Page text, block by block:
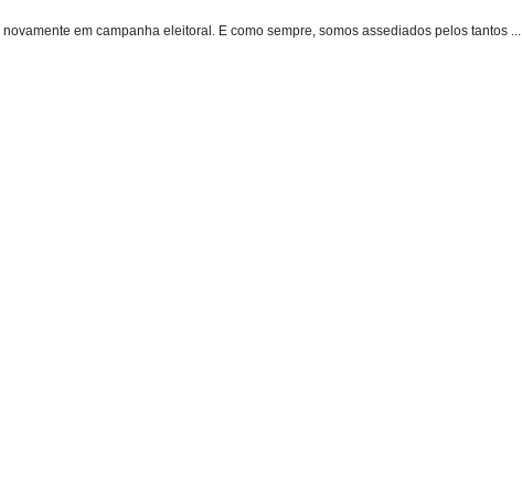
em campanha eleitoral. E como sempre, somos assediados pelos tantos ...